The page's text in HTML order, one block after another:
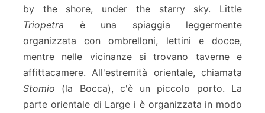
by the shore, under the starry sky. Little
Triopetra è una spiaggia leggermente
organizzata con ombrelloni, lettini e docce,
mentre nelle vicinanze si trovano taverne e
affittacamere. All'estremità orientale, chiamata
Stomio (la Bocca), c'è un piccolo porto. La
parte orientale di Large i è organizzata in modo